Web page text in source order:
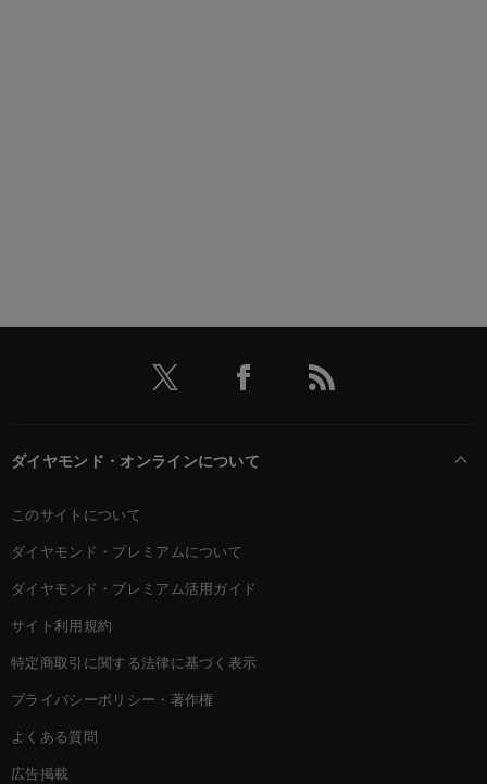
ダイヤモンド・オンラインについて
このサイトについて
ダイヤモンド・プレミアムについて
ダイヤモンド・プレミアム活用ガイド
サイト利用規約
特定商取引に関する法律に基づく表示
プライバシーポリシー・著作権
よくある質問
広告掲載